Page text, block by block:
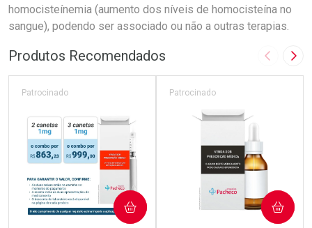
homocisteínemia (aumento dos níveis de homocisteína no
sangue), podendo ser associado ou não a outras terapias.
Produtos Recomendados Imagem
Patrocinado
COMPRAR
Patrocinado
COMPRAR